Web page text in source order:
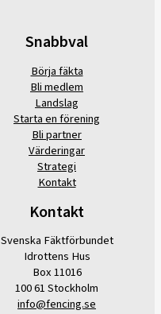
Snabbval
Börja fäkta
Bli medlem
Landslag
Starta en förening
Bli partner
Värderingar
Strategi
Kontakt
Kontakt
Svenska Fäktförbundet
Idrottens Hus
Box 11016
100 61 Stockholm
info@fencing.se